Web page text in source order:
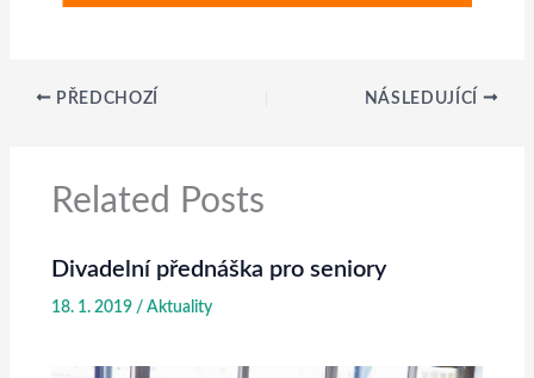
PŘEDCHOZÍ NÁSLEDUJÍCÍ
Related Posts
Divadelní přednáška pro seniory
18. 1. 2019 / Aktuality